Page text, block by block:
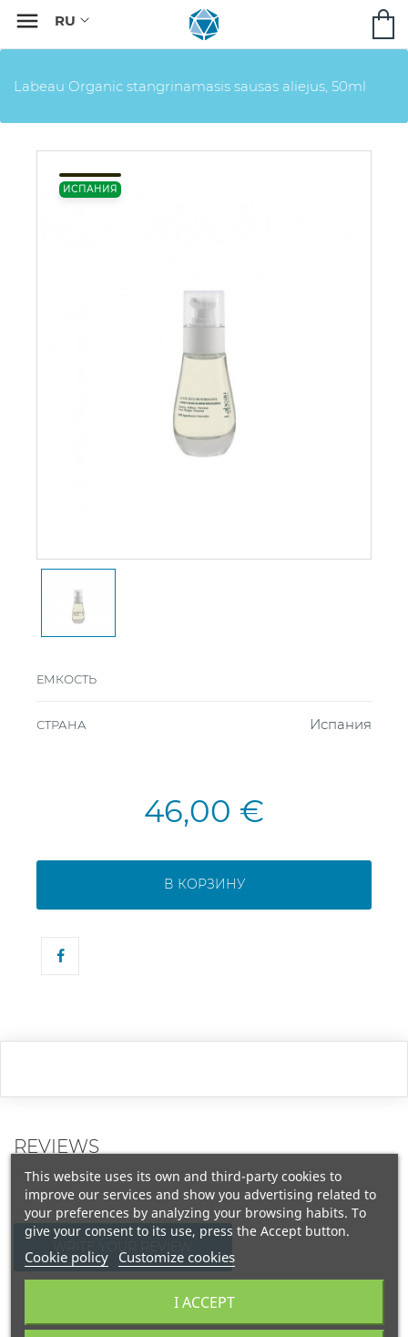

Labeau Organic stangrinamasis sausas aliejus, 50ml
ИСПАНИЯ
ЕМКОСТЬ
СТРАНА Испания
46,00 €
В КОРЗИНУ
REVIEWS
WRITE YOUR REVIEW
This website uses its own and third-party cookies to
improve our services and show you advertising related to
your preferences by analyzing your browsing habits. To
give your consent to its use, press the Accept button.
Cookie policy Customize cookies
I ACCEPT